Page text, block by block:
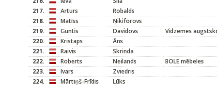
217.
Arturs
Robalds
218.
Matīss
Ņikiforovs
219.
Guntis Davidovs
Vidzemes
220.
Kristaps
Āns
221.
Raivis
Skrinda
222.
Roberts Neilands
BOLE mēbeles
223.
Ivars
Zviedris
224.
Mārtiņš-Frīdis
Lūks